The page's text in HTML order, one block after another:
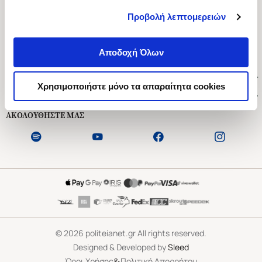
Προβολή λεπτομερειών
Αποδοχή Όλων
Χρησιμοποιήστε μόνο τα απαραίτητα cookies
Ασκληπιού 1-3, Αθήνα 106 79
Δευτέρα - Παρασκευή 09:00-21:00
Εξυπηρέτηση Πελατών
ΑΚΟΛΟΥΘΗΣΤΕ ΜΑΣ
©2026 politeianet.gr All rights reserved.
Designed & Developed bySleed